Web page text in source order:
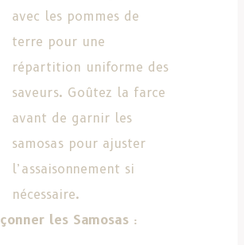
avec les pommes de
terre pour une
répartition uniforme des
saveurs. Goûtez la farce
avant de garnir les
samosas pour ajuster
l’assaisonnement si
nécessaire.
les Samosas :